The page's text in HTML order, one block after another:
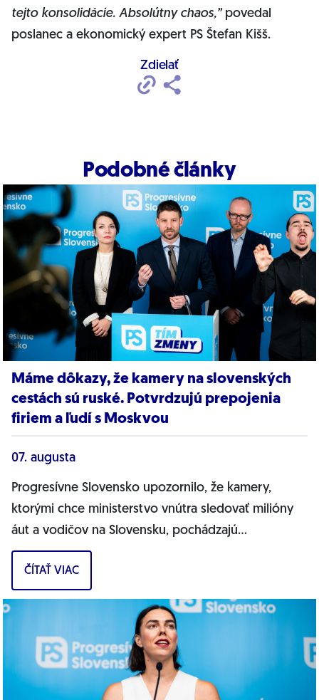
tejto konsolidácie. Absolútny chaos,”povedal
poslanec a ekonomický expert PS Štefan Kišš.
Zdielať
Podobné články
Máme dôkazy, že kamery na slovenských
cestách sú ruské. Potvrdzujú prepojenia
firiem a ľudí s Moskvou
07. augusta
Progresívne Slovensko upozornilo, že kamery,
ktorými chce ministerstvo vnútra sledovať milióny
áut a vodičov na Slovensku, pochádzajú
pravdepodobne z Ruska. Dnes hnutie prinieslo
dôkazy,...
ČÍTAŤ VIAC